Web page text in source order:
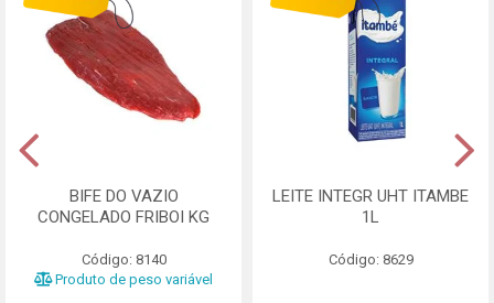
BIFE DO VAZIO
CONGELADO FRIBOI KG
Código: 8140
Produto de peso variável
LEITE INTEGR UHT ITAMBE
1L
Código: 8629